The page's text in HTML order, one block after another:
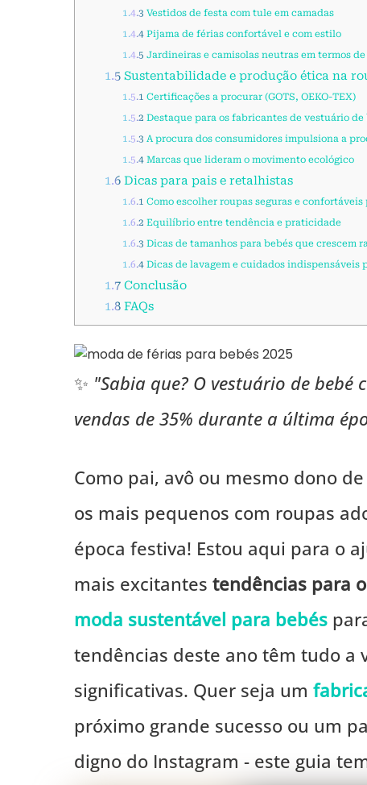
1.4.3 Vestidos de festa com tule em camadas
1.4.4 Pijama de férias confortável e com estilo
1.4.5 Jardineiras e camisolas neutras em termos de
1.5 Sustentabilidade e produção ética na
1.5.1 Certificações a procurar (GOTS, OEKO-TEX)
1.5.2 Destaque para os fabricantes de vestuário de
1.5.3 A procura dos consumidores impulsiona a
1.5.4 Marcas que lideram o movimento ecológico
1.6 Dicas para pais e retalhistas
1.6.1 Como escolher roupas seguras e confortáveis
1.6.2 Equilíbrio entre tendência e praticidade
1.6.3 Dicas de tamanhos para bebés que crescem
1.6.4 Dicas de lavagem e cuidados indispensáveis
1.7 Conclusão
1.8 FAQs
✨ "Sabia que? O vestuário de
vendas de 35% durante a última
Como pai, avô ou mesmo dono
os mais pequenos com roupas
época festiva! Estou aqui para o
mais excitantes tendências para
moda sustentável para bebés
tendências deste ano têm tudo a
significativas. Quer seja um
próximo grande sucesso ou um
digno do Instagram - este guia